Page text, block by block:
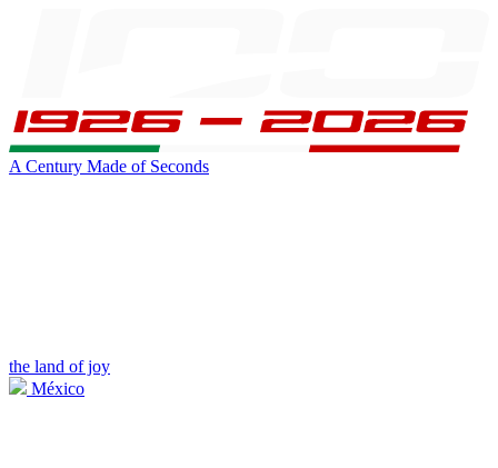
A Century Made of Seconds
the land of joy
México